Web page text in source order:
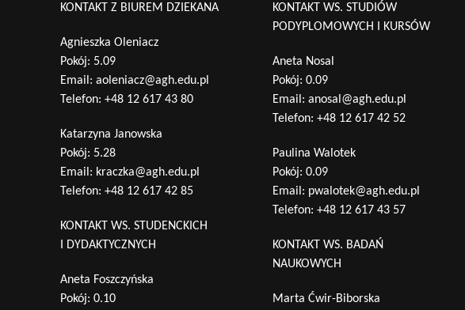
KONTAKT Z BIUREM DZIEKANA
Agnieszka Oleniacz
Pokój: 5.09
Email: aoleniacz@agh.edu.pl
Telefon: +48 12 617 43 80
Katarzyna Janowska
Pokój: 5.28
Email: kraczka@agh.edu.pl
Telefon: +48 12 617 42 85
KONTAKT WS. STUDENCKICH
I DYDAKTYCZNYCH
Aneta Foszczyńska
Pokój: 0.10
KONTAKT WS. STUDIÓW
PODYPLOMOWYCH I KURSÓW
Aneta Nosal
Pokój: 0.09
Email: anosal@agh.edu.pl
Telefon: +48 12 617 42 52
Paulina Walotek
Pokój: 0.09
Email: pwalotek@agh.edu.pl
Telefon: +48 12 617 43 57
KONTAKT WS. BADAŃ
NAUKOWYCH
Marta Ćwir-Biborska